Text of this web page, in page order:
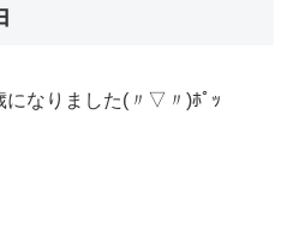
になりました(〃▽〃)ﾎﾟｯ